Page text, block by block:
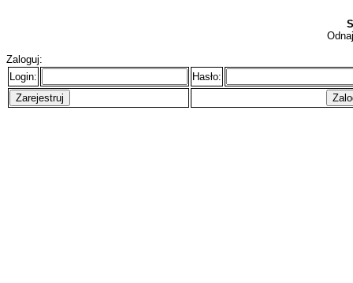
Zaloguj:
Login:
Hasło: